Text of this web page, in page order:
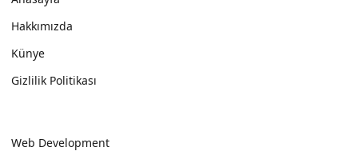
Hakkımızda
Künye
Gizlilik Politikası
Web Development